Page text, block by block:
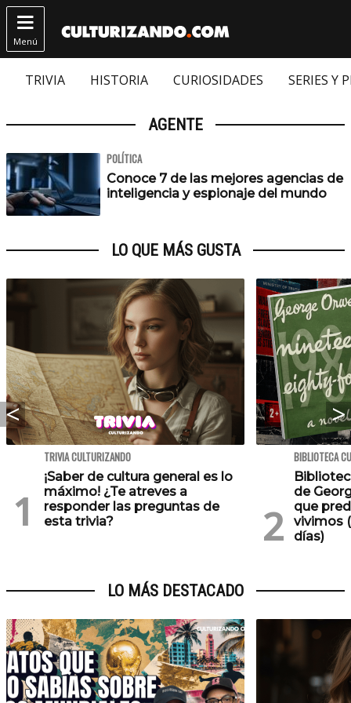

Menú
TRIVIA HISTORIA CURIOSIDADES SERIES Y
AGENTE
POLÍTICA
Conoce 7 de las mejores agencias de
inteligencia y espionaje del mundo
LO QUE MÁS GUSTA
TRIVIA CULTURIZANDO
¡Saber de cultura general es lo
máximo! ¿Te atreves a
responder las preguntas de
esta trivia?
BIBLIOTECA
de
que
vivimos
días)
LO MÁS DESTACADO